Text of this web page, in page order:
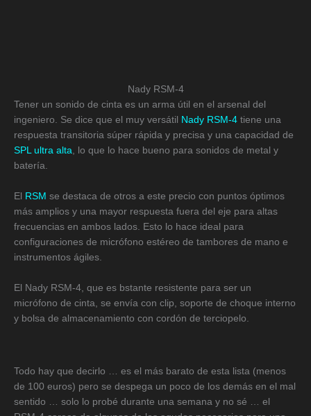
Nady RSM-4
Tener un sonido de cinta es un arma útil en el arsenal del
ingeniero. Se dice que el muy versátil
Nady RSM-4 tiene una
respuesta transitoria súper rápida y precisa y una capacidad de
SPL ultra alta, lo que lo hace bueno para sonidos de metal y
batería.
El RSM se destaca de otros a este precio con puntos óptimos
más amplios y una mayor respuesta fuera del eje para altas
frecuencias en ambos lados. Esto lo hace ideal para
configuraciones de micrófono estéreo de tambores de mano e
instrumentos ágiles.
El Nady RSM-4, que es bstante resistente para ser un
micrófono de cinta, se envía con clip, soporte de choque interno
y bolsa de almacenamiento con cordón de terciopelo.
Todo hay que decirlo … es el más barato de esta lista (menos
de 100 euros) pero se despega un poco de los demás en el mal
sentido … solo lo probé durante una semana y no sé … el